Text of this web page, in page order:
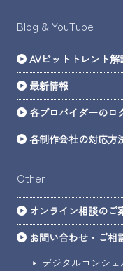
Blog & YouTube
AVビットトレント解
最新情報
各プロバイダーのロ
各制作会社の対応方
Other
オンライン相談のご
お問い合わせ・ご相
デジタルコンシェ